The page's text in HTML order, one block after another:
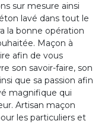
sur mesure ainsi
lavé dans tout le
la bonne opération
Maçon à
afin de vous
son savoir-faire, son
que sa passion afin
magnifique qui
Artisan maçon
les particuliers et